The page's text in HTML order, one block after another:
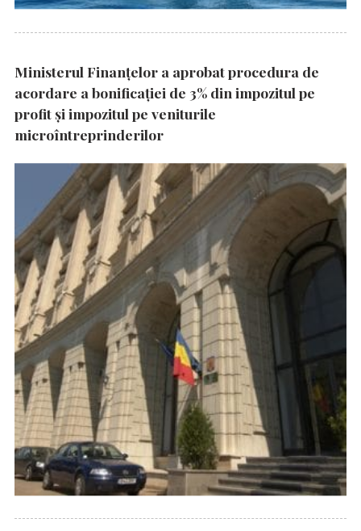
Ministerul Finanțelor a aprobat procedura de
acordare a bonificației de 3% din impozitul pe
profit și impozitul pe veniturile
microîntreprinderilor